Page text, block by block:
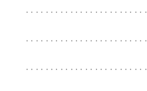
.........................
.........................
.........................